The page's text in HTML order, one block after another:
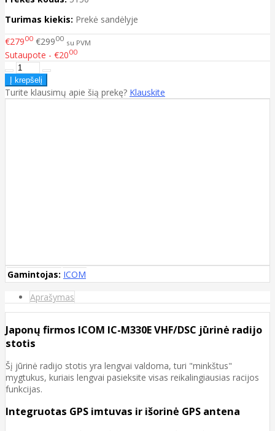
Turimas kiekis: Prekė sandėlyje
€27900 €29900 su PVM
Sutaupote - €2000
Turite klausimų apie šią prekę? Klauskite
Gamintojas: ICOM
Aprašymas
Japonų firmos ICOM IC-M330E VHF/DSC jūrinė radijo
stotis
Šį jūrinė radijo stotis yra lengvai valdoma, turi "minkštus"
mygtukus, kuriais lengvai pasieksite visas reikalingiausias racijos
funkcijas.
Integruotas GPS imtuvas ir išorinė GPS antena